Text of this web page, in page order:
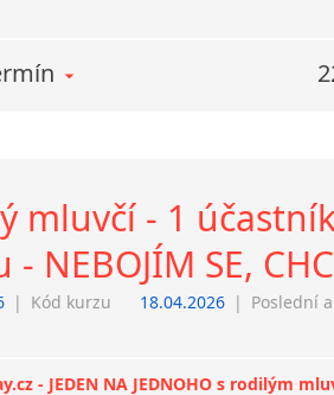
mluvčí - 1
- NEBOJÍM SE,
| Kód kurzu 18.04.2026 | Poslední
- JEDEN NA JEDNOHO s rodilým